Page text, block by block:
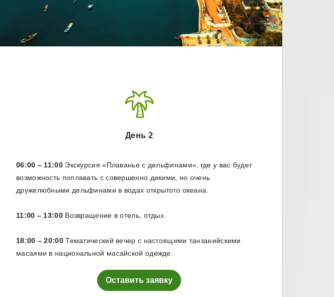
День 2
06:00 – 11:00Экскурсия «Плаванье с дельфинами», где у вас будет
возможность поплавать с совершенно дикими, но очень
дружелюбными дельфинами в водах открытого океана.
11:00 – 13:00Возвращение в отель, отдых.
18:00 – 20:00Тематический вечер с настоящими танзанийскими
масаями в национальной масайской одежде.
Оставить заявку